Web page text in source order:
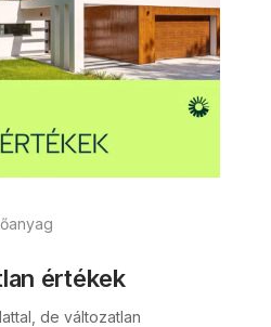
értékek
de változatlan